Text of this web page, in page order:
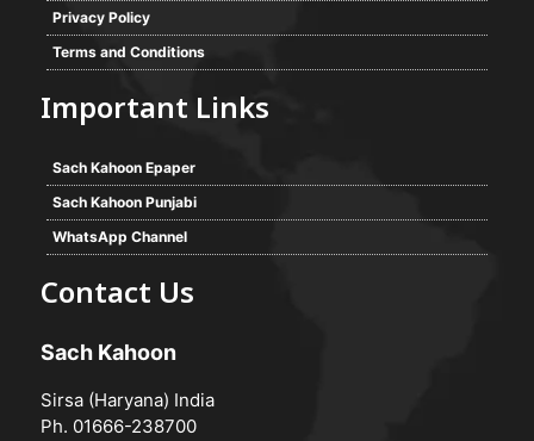
Privacy Policy
Terms and Conditions
Important Links
Sach Kahoon Epaper
Sach Kahoon Punjabi
WhatsApp Channel
Contact Us
Sach Kahoon
Sirsa (Haryana) India
Ph. 01666-238700